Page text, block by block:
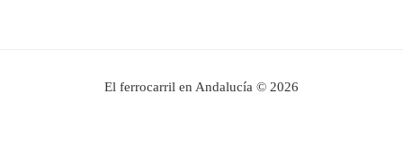
El ferrocarril en Andalucía © 2026